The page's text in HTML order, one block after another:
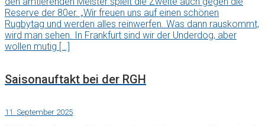
Reserve der 80er. „Wir freuen uns auf einen schönen
Rugbytag und werden alles reinwerfen. Was dann rauskommt,
wird man sehen. In Frankfurt sind wir der Underdog, aber
wollen mutig […]
Saisonauftakt bei der RGH
11. September 2025